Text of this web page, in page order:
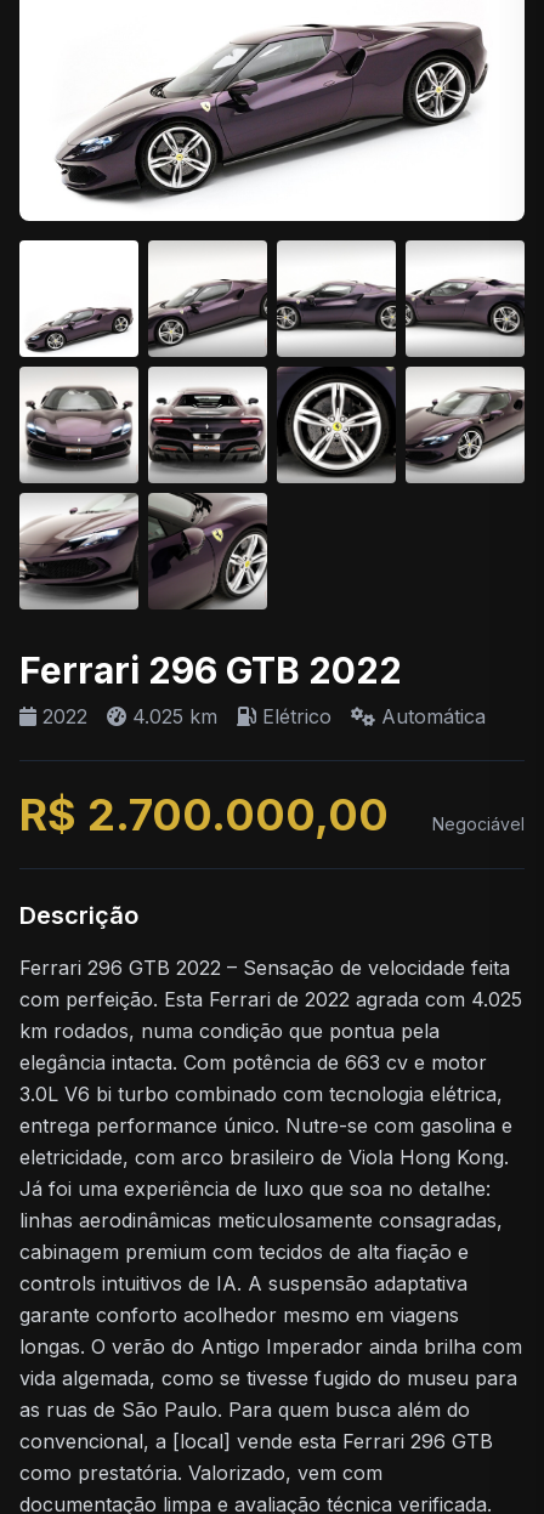
Ferrari 296 GTB 2022
2022 4.025 km Elétrico Automática
R$ 2.700.000,00 Negociável
Descrição
Ferrari 296 GTB 2022 – Sensação de velocidade feita
com perfeição. Esta Ferrari de 2022 agrada com 4.025
km rodados, numa condição que pontua pela
elegância intacta. Com potência de 663 cv e motor
3.0L V6 bi turbo combinado com tecnologia elétrica,
entrega performance único. Nutre-se com gasolina e
eletricidade, com arco brasileiro de Viola Hong Kong.
Já foi uma experiência de luxo que soa no detalhe:
linhas aerodinâmicas meticulosamente consagradas,
cabinagem premium com tecidos de alta fiação e
controls intuitivos de IA. A suspensão adaptativa
garante conforto acolhedor mesmo em viagens
longas. O verão do Antigo Imperador ainda brilha com
vida algemada, como se tivesse fugido do museu para
as ruas de São Paulo. Para quem busca além do
convencional, a [local] vende esta Ferrari 296 GTB
como prestatória. Valorizado, vem com
documentação limpa e avaliação técnica verificada.